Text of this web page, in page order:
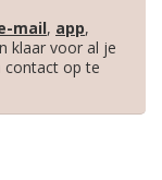
mail, app,
klaar voor al je
contact op te